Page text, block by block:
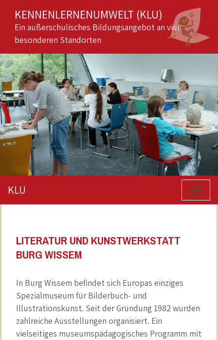
KENNENLERNENUMWELT (KLU)
Ein außerschulisches Bildungsangebot an vier
besonderen Standorten
KLU
LITERATUR UND KUNSTWERKSTATT
BURG WISSEM
In Burg Wissem befindet sich Europas einziges
Spezialmuseum für Bilderbuch- und
Illustrationskunst. Seit der Gründung 1982 wurden
zahlreiche Ausstellungen organisiert. Ein
vielseitiges museumspädagogisches Programm mit